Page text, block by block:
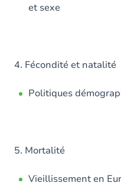
et sexe
4. Fécondité et natalité
Politiques
5. Mortalité
Vieillissement en